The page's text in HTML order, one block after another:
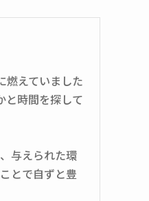
燃えていました
と時間を探して
与えられた環
とで自ずと豊